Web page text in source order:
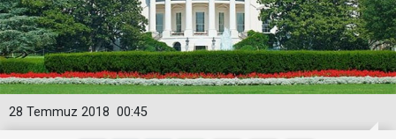
00:45
28 Temmuz 2018